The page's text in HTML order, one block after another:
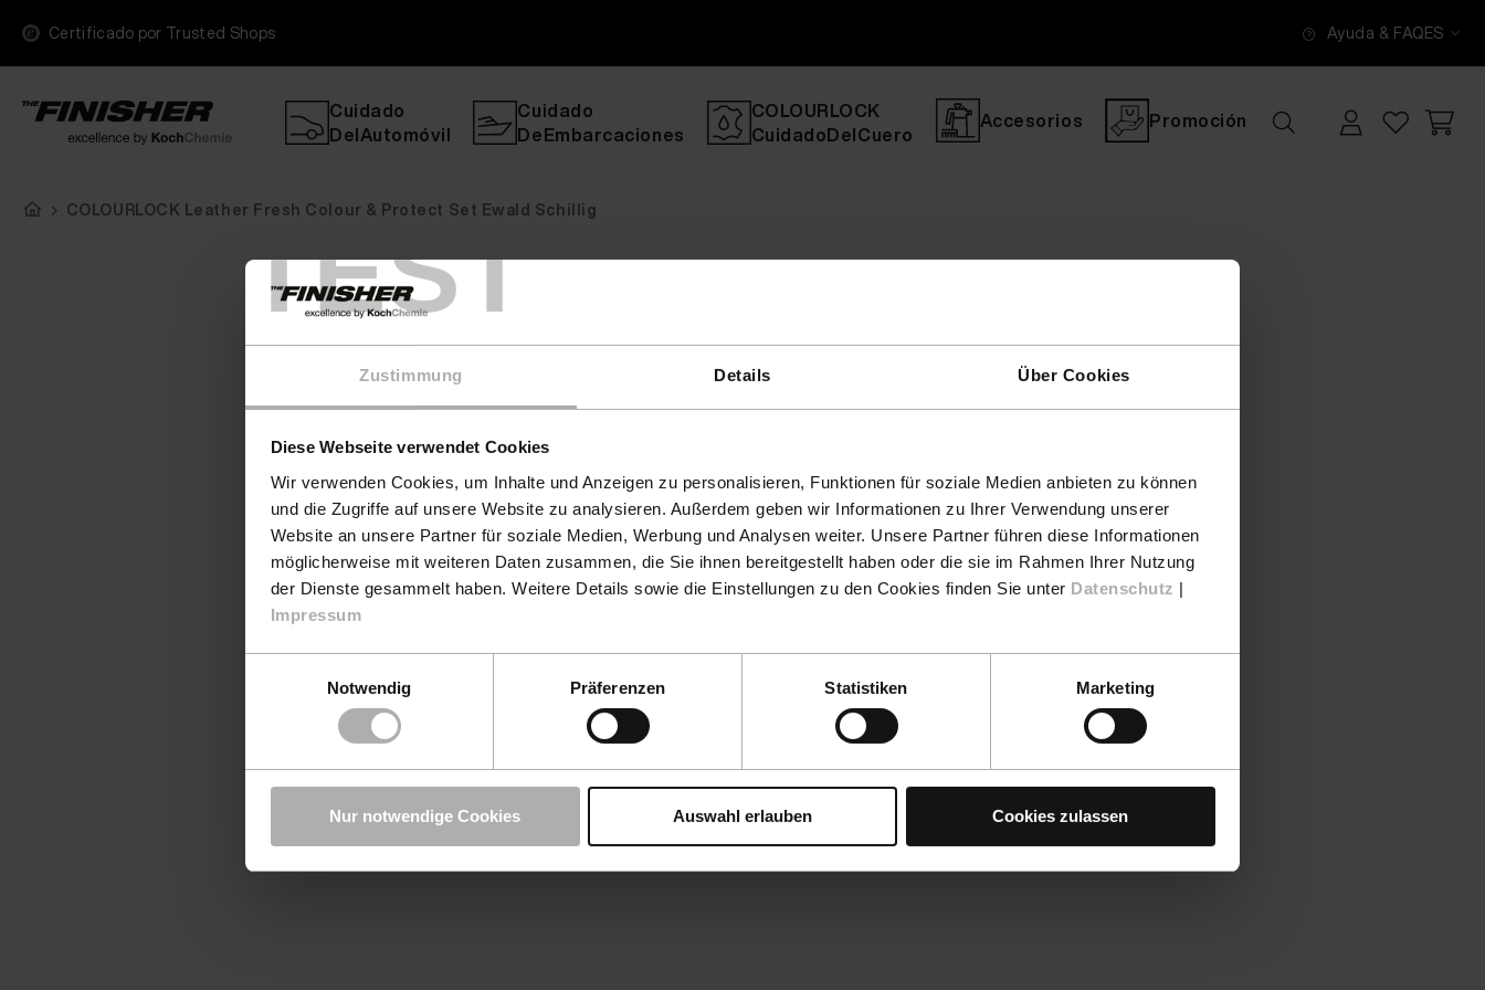
TEST
Zustimmung Details Über Cookies
Diese Webseite verwendet Cookies
Wir verwenden Cookies, um Inhalte und Anzeigen zu personalisieren, Funktionen für soziale Medien anbieten zu können
und die Zugriffe auf unsere Website zu analysieren. Außerdem geben wir Informationen zu Ihrer Verwendung unserer
Website an unsere Partner für soziale Medien, Werbung und Analysen weiter. Unsere Partner führen diese Informationen
möglicherweise mit weiteren Daten zusammen, die Sie ihnen bereitgestellt haben oder die sie im Rahmen Ihrer Nutzung
der Dienste gesammelt haben. Weitere Details sowie die Einstellungen zu den Cookies finden Sie unter Datenschutz |
Impressum
Notwendig
Präferenzen Statistiken Marketing
Nur notwendige Cookies Auswahl erlauben Cookies zulassen
Certificado por Trusted Shops Ayuda & FAQES
Cuidado
DelAutomóvil
Cuidado
DeEmbarcaciones
COLOURLOCK
CuidadoDelCuero
Accesorios Promoción
COLOURLOCK Leather Fresh Colour & Protect Set Ewald Schillig